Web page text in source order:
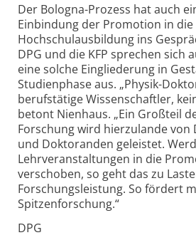
Der Bologna-Prozess hat auch
Einbindung der Promotion in die
Hochschulausbildung ins
DPG und die KFP sprechen sich
eine solche Eingliederung in
Studienphase aus. „Physik-
berufstätige Wissenschaftler,
betont Nienhaus. „Ein Großteil
Forschung wird hierzulande
und Doktoranden geleistet.
Lehrveranstaltungen in die
verschoben, so geht das zu
Forschungsleistung. So fördert
Spitzenforschung.“
DPG